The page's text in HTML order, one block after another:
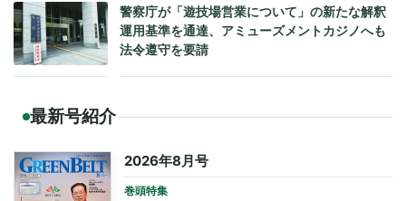
警察庁が「遊技場営業について」の新たな解釈
運用基準を通達、アミューズメントカジノへも
法令遵守を要請
最新号紹介
2026年8月号
巻頭特集